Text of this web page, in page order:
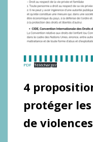
PDF Télécharger
4
protéger
de violences